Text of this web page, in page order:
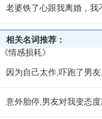
老婆铁了心跟我离婚，我
相关名词推荐：
《情感损耗》
因为自己太作,吓跑了男
意外胎停,男友对我变态